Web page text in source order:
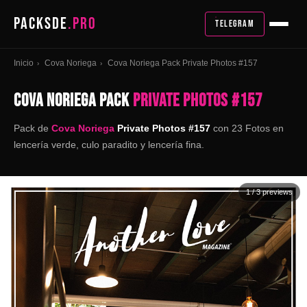
PACKSDE.PRO TELEGRAM
Inicio › Cova Noriega › Cova Noriega Pack Private Photos #157
COVA NORIEGA PACKPRIVATE PHOTOS #157
Pack de Cova Noriega Private Photos #157 con 23 Fotos en
lencería verde, culo paradito y lencería fina.
1/ 3 previews